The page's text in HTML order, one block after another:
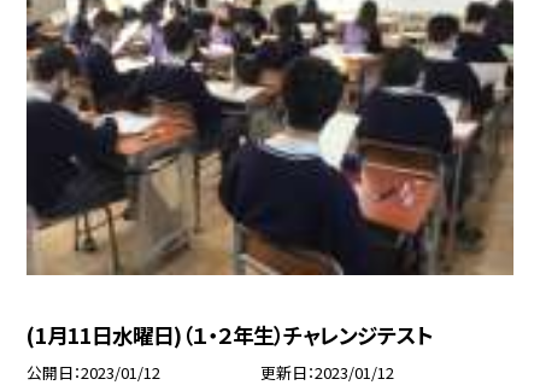
(1月11日水曜日)（１・２年生）チャレンジテスト
公開日 2023/01/12 更新日 2023/01/12